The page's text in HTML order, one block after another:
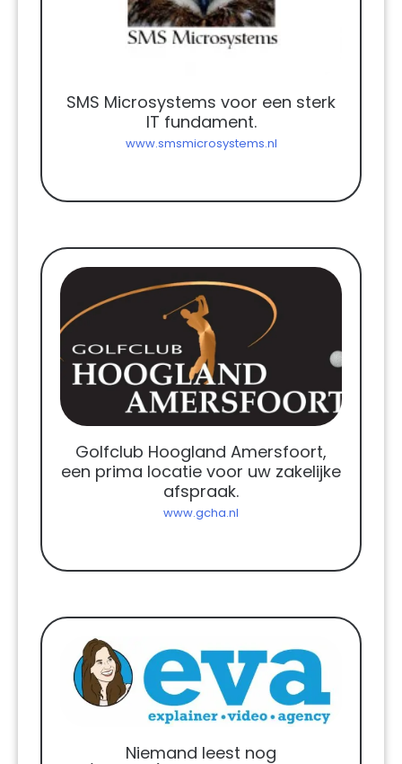
SMS Microsystems voor een sterk
IT fundament.
www.smsmicrosystems.nl
Golfclub Hoogland Amersfoort,
een prima locatie voor uw zakelijke
afspraak.
www.gcha.nl
Niemand leest nog